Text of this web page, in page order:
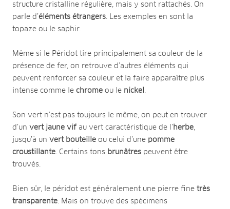
structure cristalline régulière, mais y sont rattachés. On
parle d’éléments étrangers . Les exemples en sont la
topaze ou le saphir.
Même si le Péridot tire principalement sa couleur de la
présence de fer, on retrouve d’autres éléments qui
peuvent renforcer sa couleur et la faire apparaître plus
intense comme le chrome ou le nickel
Son vert n’est pas toujours le même, on peut en trouver
d’un vert jaune vif au vert caractéristique de l’ herbe
jusqu’à un vert bouteille ou celui d’une pomme
croustillante . Certains tons brunâtres peuvent être
trouvés.
Bien sûr, le péridot est généralement une pierre fine très
transparente . Mais on trouve des spécimens